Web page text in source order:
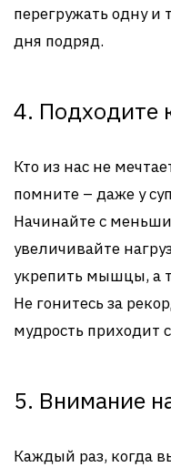
перегружать одну
дня подряд.
4. Подходите
Кто из нас не
помните – даже у
Начинайте с
увеличивайте
укрепить мышцы, а
Не гонитесь за
мудрость приходит
5. Внимание
Каждый раз, когда